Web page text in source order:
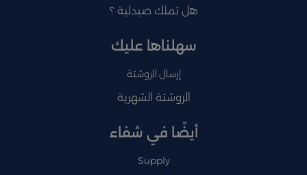
هل تملك صيدلية ؟
سهلناها عليك
إرسال الروشتة
الروشتة الشهرية
أيضًا في شفاء
Supply